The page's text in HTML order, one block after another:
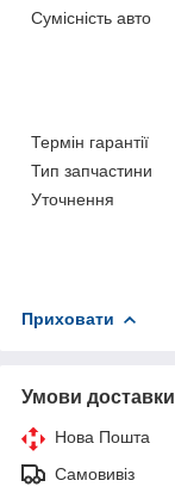
Сумісність авто
Термін гарантії
Тип запчастини
Уточнення
Приховати
Умови доставки
Нова Пошта
Самовивіз